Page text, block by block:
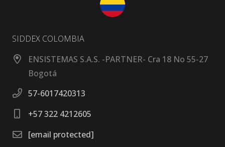
SIDDEX COLOMBIA
ENSISTEMAS S.A.S. -PARTNER- Cra 18 No 55-27
Bogotá
57-6017420313
+57 322 4212605
[email protected]